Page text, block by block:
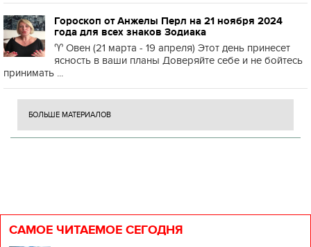
Гороскоп от Анжелы Перл на 21 ноября 2024
года для всех знаков Зодиака
♈️ Овен (21 марта - 19 апреля) Этот день принесет
ясность в ваши планы Доверяйте себе и не бойтесь
принимать ...
БОЛЬШЕ МАТЕРИАЛОВ
САМОЕ ЧИТАЕМОЕ СЕГОДНЯ